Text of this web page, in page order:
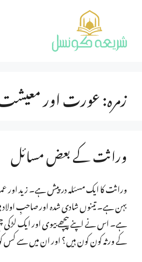
content
زمرہ:عورت اور
وراثت کے بعض مسائل
وراثت کا ایک مسئلہ درپیش ہے۔ زید اور
بہن ہے۔ تینوں شادی شدہ اور صاحبِ اولاد
ہے۔ اس نے اپنے پیچھے بیوی اور ایک
کے ورثہ کون کون ہیں؟ اور ان میں سے کس کو